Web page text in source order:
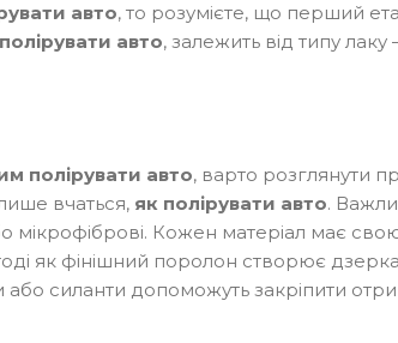
авто, то розумієте, що перший
авто, залежить від типу
полірувати авто, варто розглянути
вчаться, як полірувати авто.
мікрофіброві. Кожен матеріал має
як фінішний поролон створює
або силанти допоможуть закріпити